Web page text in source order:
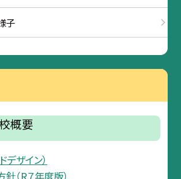
子
概要
デザイン）
（R７年度版）